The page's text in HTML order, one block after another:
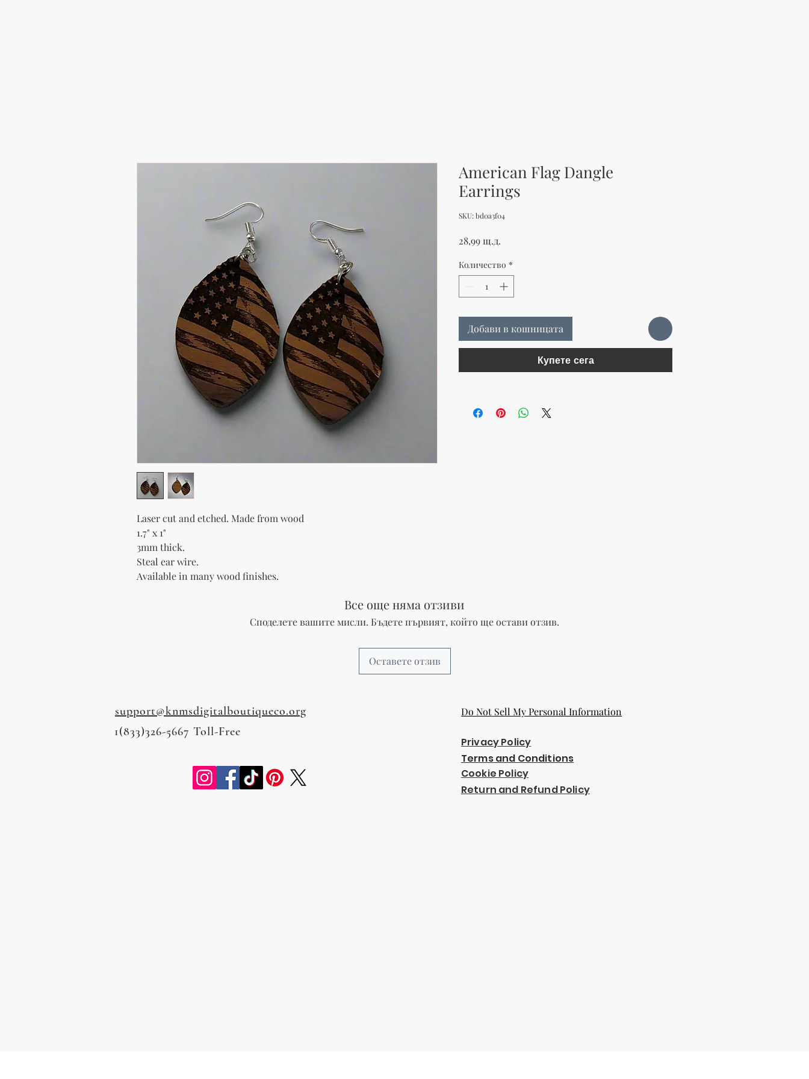
Laser cut and etched. Made from wood
1.7" x 1"
3mm thick.
Steal ear wire.
Available in many wood finishes.
American Flag Dangle
Earrings
SKU: bd0a3f04
28,99 щ.д.
Количество *
Добави в кошницата
Купете сега
Все още няма отзиви
Споделете вашите мисли. Бъдете първият, който ще остави отзив.
Оставете отзив
support@knmsdigitalboutiqueco.org
1(833)326-5667 Toll-Free
Do Not Sell My Personal Information
Privacy Policy
Terms and Conditions
Cookie Policy
Return and Refund Policy